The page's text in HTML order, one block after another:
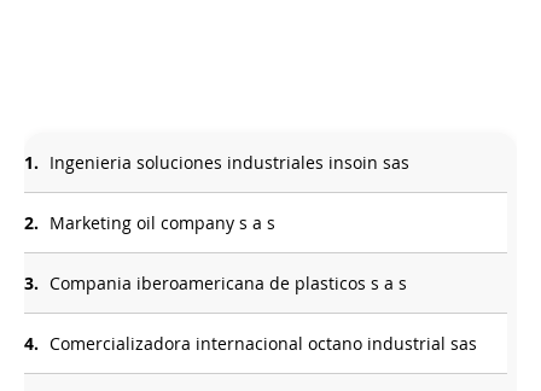
1. Ingenieria soluciones industriales insoin sas
2. Marketing oil company s a s
3. Compania iberoamericana de plasticos s a s
4. Comercializadora internacional octano industrial sas